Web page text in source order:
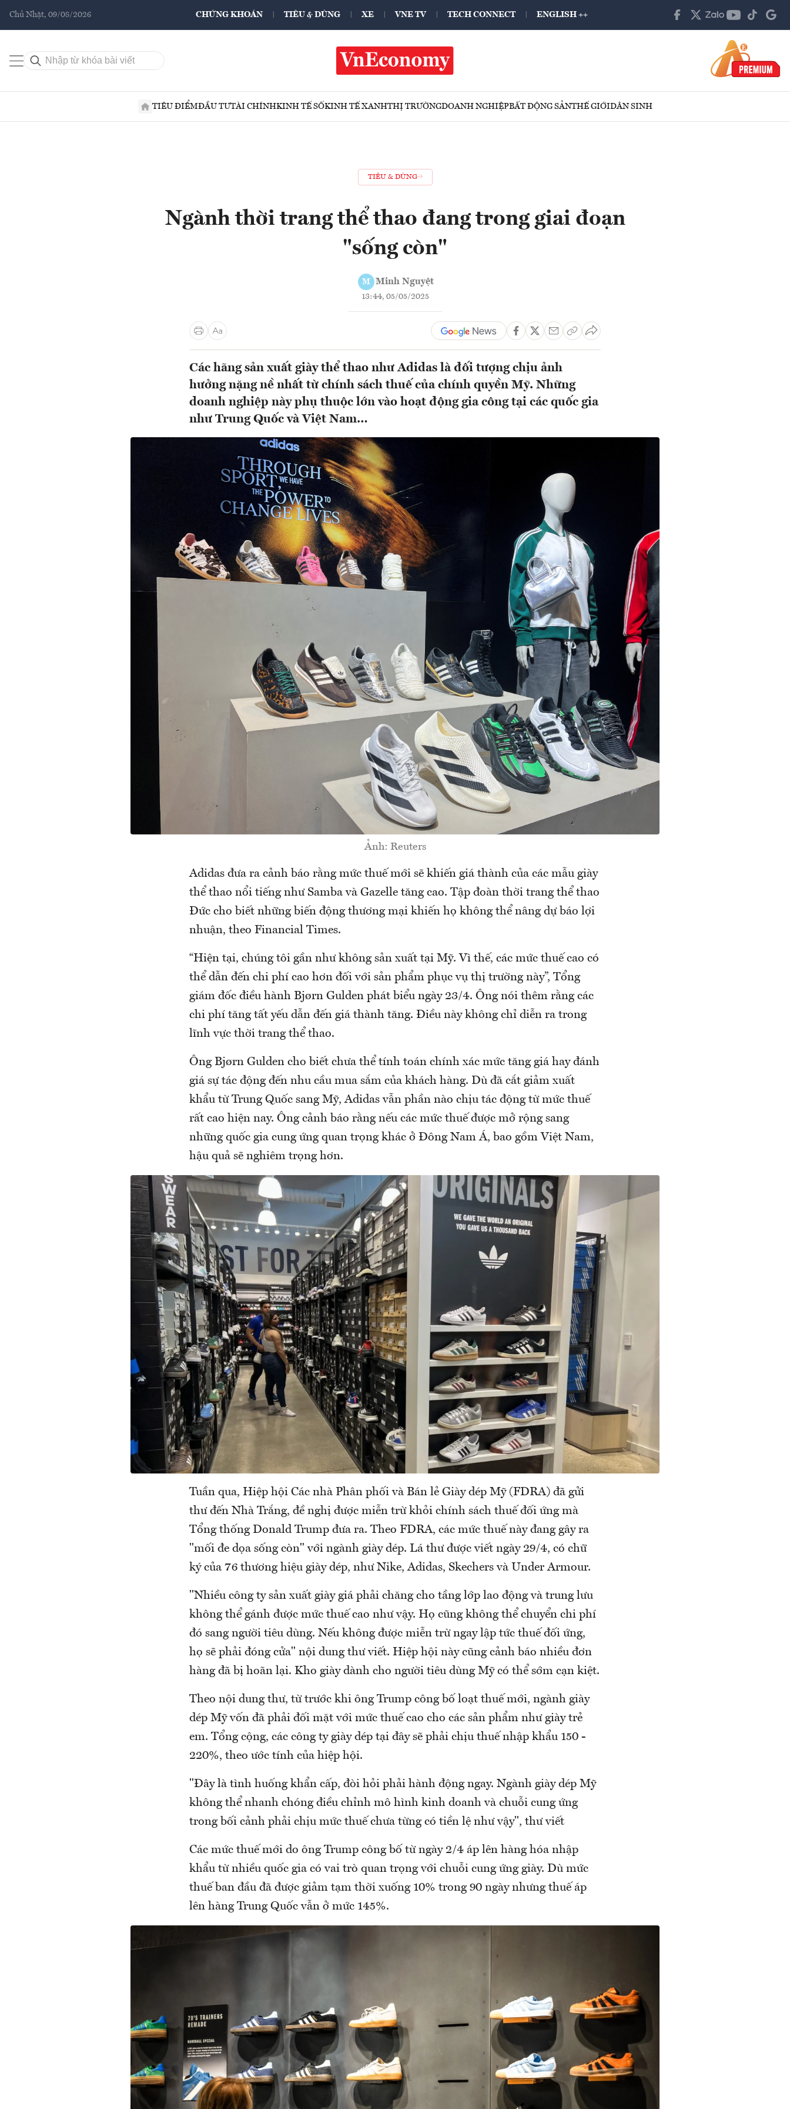
Chủ Nhật, 09/08/2026 CHỨNG KHOÁN TIÊU & DÙNG XE VNE TV TECH CONNECT ENGLISH ++
TIÊU ĐIỂMĐẦU TƯTÀI CHÍNHKINH TẾ SỐKINH TẾ XANHTHỊ TRƯỜNGDOANH NGHIỆPBẤT ĐỘNG SẢNTHẾ GIỚIDÂN SINH
TIÊU & DÙNG
Ngành thời trang thể thao đang trong giai đoạn
"sống còn"
M Minh Nguyệt
13:44, 05/05/2025
Các hãng sản xuất giày thể thao như Adidas là đối tượng chịu ảnh
hưởng nặng nề nhất từ chính sách thuế của chính quyền Mỹ. Những
doanh nghiệp này phụ thuộc lớn vào hoạt động gia công tại các quốc gia
như Trung Quốc và Việt Nam…
Ảnh: Reuters
Adidas đưa ra cảnh báo rằng mức thuế mới sẽ khiến giá thành của các mẫu giày
thể thao nổi tiếng như Samba và Gazelle tăng cao. Tập đoàn thời trang thể thao
Đức cho biết những biến động thương mại khiến họ không thể nâng dự báo lợi
nhuận, theo Financial Times.
“Hiện tại, chúng tôi gần như không sản xuất tại Mỹ. Vì thế, các mức thuế cao có
thể dẫn đến chi phí cao hơn đối với sản phẩm phục vụ thị trường này”, Tổng
giám đốc điều hành Bjørn Gulden phát biểu ngày 23/4. Ông nói thêm rằng các
chi phí tăng tất yếu dẫn đến giá thành tăng. Điều này không chỉ diễn ra trong
lĩnh vực thời trang thể thao.
Ông Bjørn Gulden cho biết chưa thể tính toán chính xác mức tăng giá hay đánh
giá sự tác động đến nhu cầu mua sắm của khách hàng. Dù đã cắt giảm xuất
khẩu từ Trung Quốc sang Mỹ, Adidas vẫn phần nào chịu tác động từ mức thuế
rất cao hiện nay. Ông cảnh báo rằng nếu các mức thuế được mở rộng sang
những quốc gia cung ứng quan trọng khác ở Đông Nam Á, bao gồm Việt Nam,
hậu quả sẽ nghiêm trọng hơn.
Tuần qua, Hiệp hội Các nhà Phân phối và Bán lẻ Giày dép Mỹ (FDRA) đã gửi
thư đến Nhà Trắng, đề nghị được miễn trừ khỏi chính sách thuế đối ứng mà
Tổng thống Donald Trump đưa ra. Theo FDRA, các mức thuế này đang gây ra
"mối đe dọa sống còn" với ngành giày dép. Lá thư được viết ngày 29/4, có chữ
ký của 76 thương hiệu giày dép, như Nike, Adidas, Skechers và Under Armour.
"Nhiều công ty sản xuất giày giá phải chăng cho tầng lớp lao động và trung lưu
không thể gánh được mức thuế cao như vậy. Họ cũng không thể chuyển chi phí
đó sang người tiêu dùng. Nếu không được miễn trừ ngay lập tức thuế đối ứng,
họ sẽ phải đóng cửa" nội dung thư viết. Hiệp hội này cũng cảnh báo nhiều đơn
hàng đã bị hoãn lại. Kho giày dành cho người tiêu dùng Mỹ có thể sớm cạn kiệt.
Theo nội dung thư, từ trước khi ông Trump công bố loạt thuế mới, ngành giày
dép Mỹ vốn đã phải đối mặt với mức thuế cao cho các sản phẩm như giày trẻ
em. Tổng cộng, các công ty giày dép tại đây sẽ phải chịu thuế nhập khẩu 150 -
220%, theo ước tính của hiệp hội.
"Đây là tình huống khẩn cấp, đòi hỏi phải hành động ngay. Ngành giày dép Mỹ
không thể nhanh chóng điều chỉnh mô hình kinh doanh và chuỗi cung ứng
trong bối cảnh phải chịu mức thuế chưa từng có tiền lệ như vậy", thư viết
Các mức thuế mới do ông Trump công bố từ ngày 2/4 áp lên hàng hóa nhập
khẩu từ nhiều quốc gia có vai trò quan trọng với chuỗi cung ứng giày. Dù mức
thuế ban đầu đã được giảm tạm thời xuống 10% trong 90 ngày nhưng thuế áp
lên hàng Trung Quốc vẫn ở mức 145%.